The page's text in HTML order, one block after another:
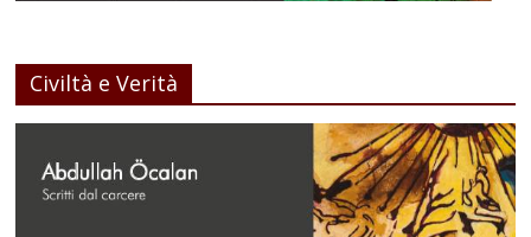
Civiltà e Verità